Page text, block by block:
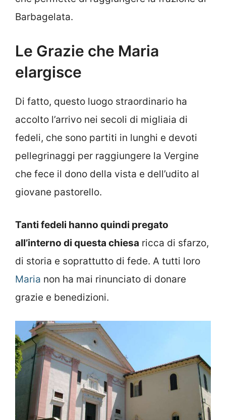
Barbagelata.
Le Grazie che Maria
elargisce
Di fatto, questo luogo straordinario ha
accolto l’arrivo nei secoli di migliaia di
fedeli, che sono partiti in lunghi e devoti
pellegrinaggi per raggiungere la Vergine
che fece il dono della vista e dell’udito al
giovane pastorello.
Tanti fedeli hanno quindi pregato
all’interno di questa chiesa ricca di sfarzo,
di storia e soprattutto di fede. A tutti loro
Maria non ha mai rinunciato di donare
grazie e benedizioni.